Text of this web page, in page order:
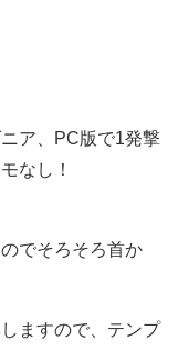
ア、PC版で1発撃
なし！
でそろそろ首か
ますので、テンプ